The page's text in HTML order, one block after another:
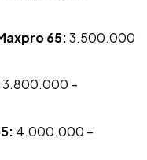
65:3.500.000
3.800.000 –
4.000.000 –